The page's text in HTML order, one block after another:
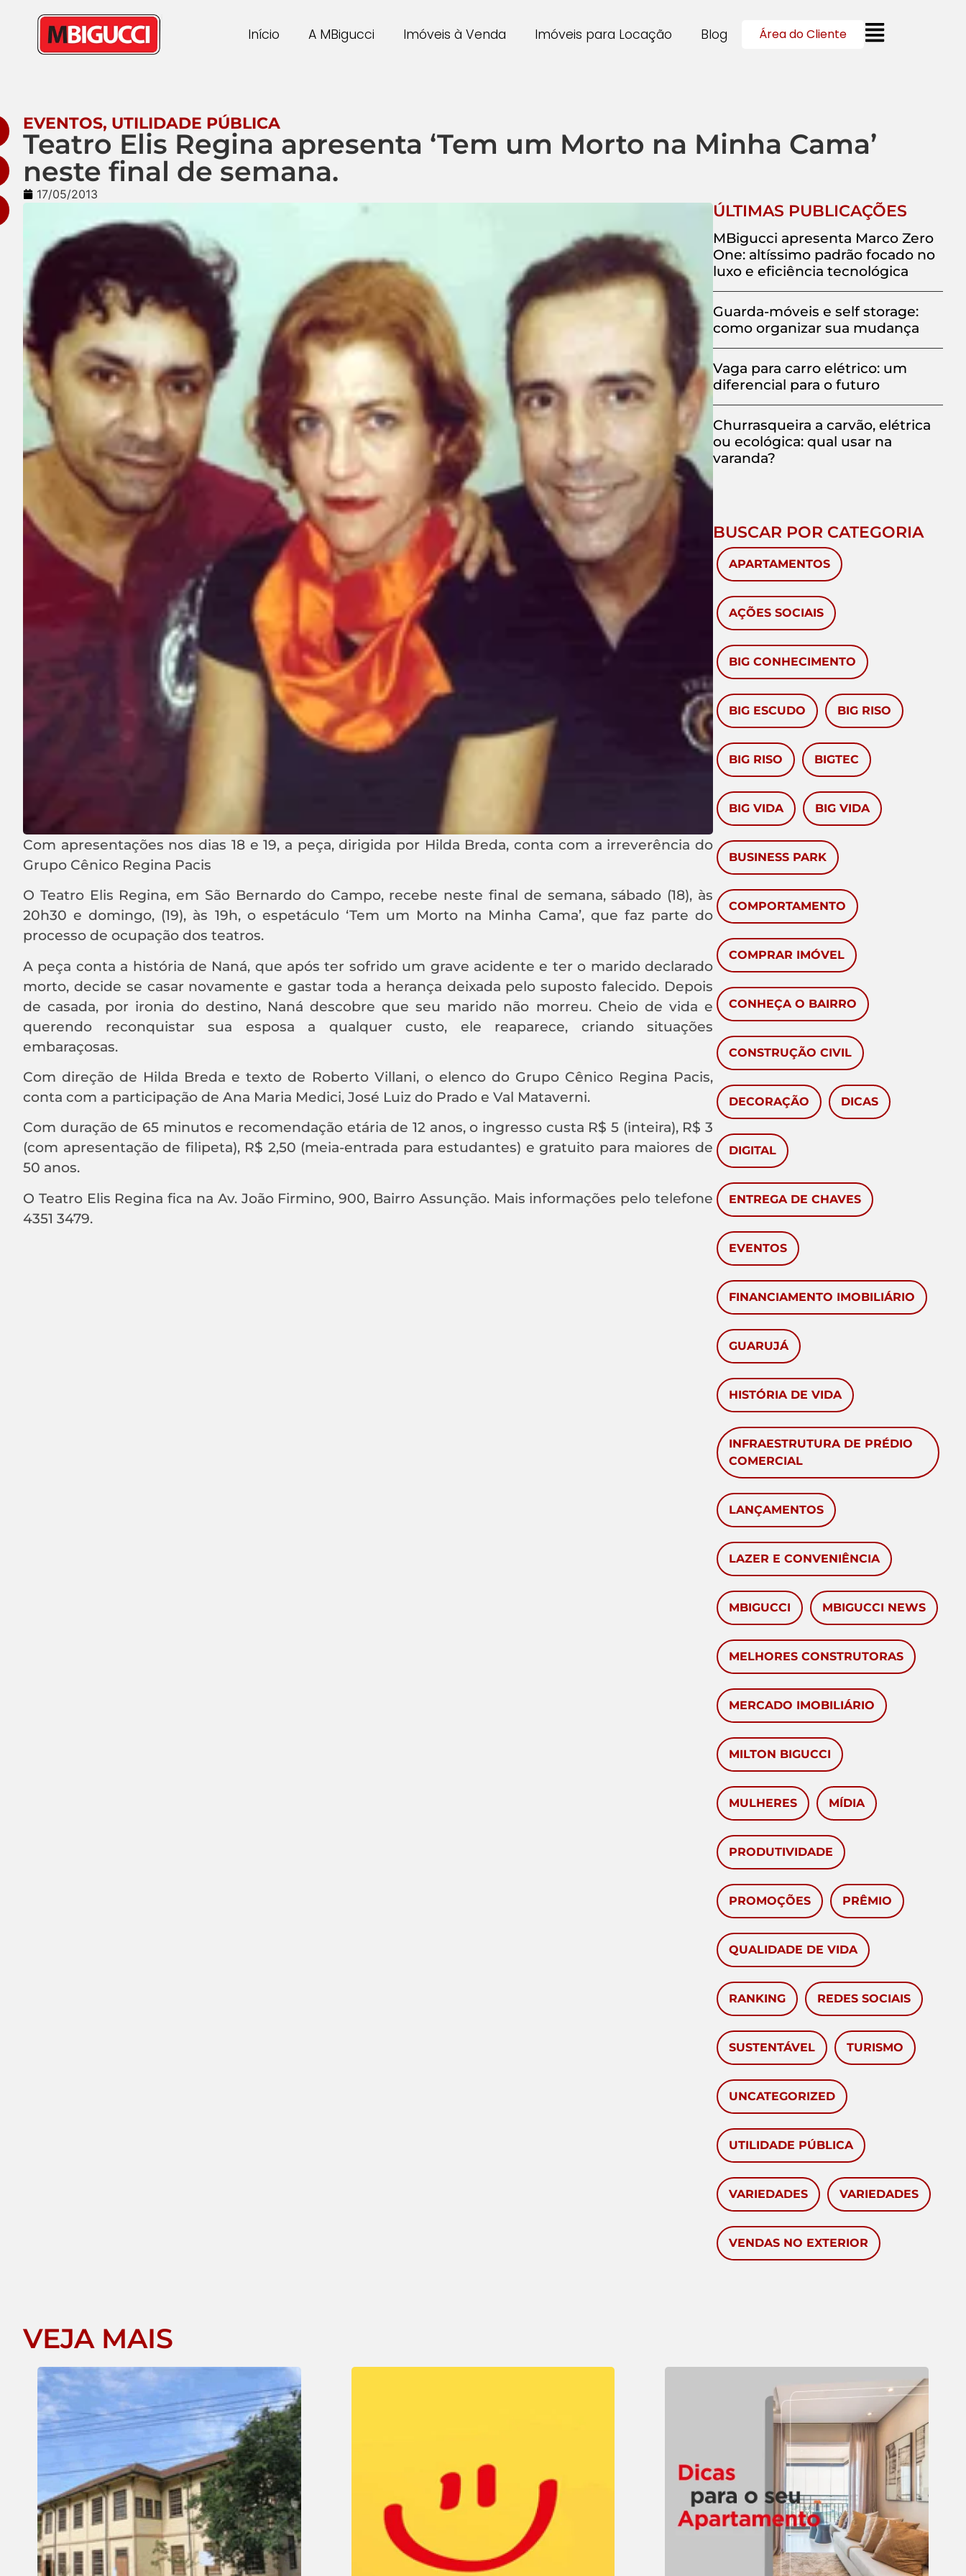
Início A MBigucci Imóveis à Venda Imóveis para Locação Blog Área do Cliente
EVENTOS, UTILIDADE PÚBLICA
Teatro Elis Regina apresenta ‘Tem um Morto na Minha Cama’
neste final de semana.
17/05/2013
Com apresentações nos dias 18 e 19, a peça, dirigida por Hilda Breda, conta com a irreverência do
Grupo Cênico Regina Pacis
O Teatro Elis Regina, em São Bernardo do Campo, recebe neste final de semana, sábado (18), às
20h30 e domingo, (19), às 19h, o espetáculo ‘Tem um Morto na Minha Cama’, que faz parte do
processo de ocupação dos teatros.
A peça conta a história de Naná, que após ter sofrido um grave acidente e ter o marido declarado
morto, decide se casar novamente e gastar toda a herança deixada pelo suposto falecido. Depois
de casada, por ironia do destino, Naná descobre que seu marido não morreu. Cheio de vida e
querendo reconquistar sua esposa a qualquer custo, ele reaparece, criando situações
embaraçosas.
Com direção de Hilda Breda e texto de Roberto Villani, o elenco do Grupo Cênico Regina Pacis,
conta com a participação de Ana Maria Medici, José Luiz do Prado e Val Mataverni.
Com duração de 65 minutos e recomendação etária de 12 anos, o ingresso custa R$ 5 (inteira), R$ 3
(com apresentação de filipeta), R$ 2,50 (meia-entrada para estudantes) e gratuito para maiores de
50 anos.
O Teatro Elis Regina fica na Av. João Firmino, 900, Bairro Assunção. Mais informações pelo telefone
4351 3479.
ÚLTIMAS PUBLICAÇÕES
MBigucci apresenta Marco Zero
One: altíssimo padrão focado no
luxo e eficiência tecnológica
Guarda-móveis e self storage:
como organizar sua mudança
Vaga para carro elétrico: um
diferencial para o futuro
Churrasqueira a carvão, elétrica
ou ecológica: qual usar na
varanda?
BUSCAR POR CATEGORIA
APARTAMENTOS
AÇÕES SOCIAIS
BIG CONHECIMENTO
BIG ESCUDO BIG RISO
BIG RISO BIGTEC
BIG VIDA BIG VIDA
BUSINESS PARK
COMPORTAMENTO
COMPRAR IMÓVEL
CONHEÇA O BAIRRO
CONSTRUÇÃO CIVIL
DECORAÇÃO DICAS
DIGITAL
ENTREGA DE CHAVES
EVENTOS
FINANCIAMENTO IMOBILIÁRIO
GUARUJÁ
HISTÓRIA DE VIDA
INFRAESTRUTURA DE PRÉDIO
COMERCIAL
LANÇAMENTOS
LAZER E CONVENIÊNCIA
MBIGUCCI MBIGUCCI NEWS
MELHORES CONSTRUTORAS
MERCADO IMOBILIÁRIO
MILTON BIGUCCI
MULHERES MÍDIA
PRODUTIVIDADE
PROMOÇÕES PRÊMIO
QUALIDADE DE VIDA
RANKING REDES SOCIAIS
SUSTENTÁVEL TURISMO
UNCATEGORIZED
UTILIDADE PÚBLICA
VARIEDADES VARIEDADES
VENDAS NO EXTERIOR
VEJA MAIS